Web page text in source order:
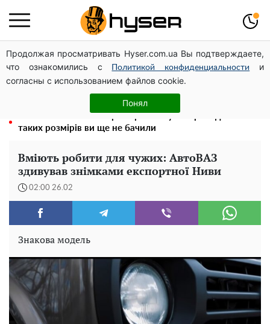
Продолжая просматривать Hyser.com.ua Вы подтверждаете,
что ознакомились с
Политикой конфиденциальности
и
согласны с использованием файлов cookie.
Понял
Гола Олена Тополя у цікавих позах змусила відвисати
щелепи: злив відео – було лише початком
Олена Тополя злив відео – це далеко не все: фронтмен
"Антитіла" Тарас Тополя став наступним
таких розмірів ви ще не бачили
Вміють робити для чужих: АвтоВАЗ
здивував знімками експортної Ниви
02:00 26.02
Знакова модель